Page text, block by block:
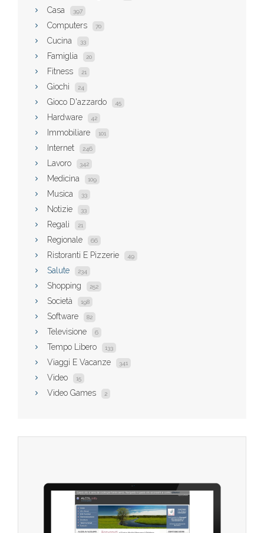
Casa 397
Computers 70
Cucina 33
Famiglia 20
Fitness 21
Giochi 24
Gioco D'azzardo 45
Hardware 42
Immobiliare 101
Internet 246
Lavoro 342
Medicina 109
Musica 33
Notizie 33
Regali 21
Regionale 66
Ristoranti E Pizzerie 49
Salute 234
Shopping 252
Società 198
Software 82
Televisione 6
Tempo Libero 133
Viaggi E Vacanze 341
Video 15
Video Games 2